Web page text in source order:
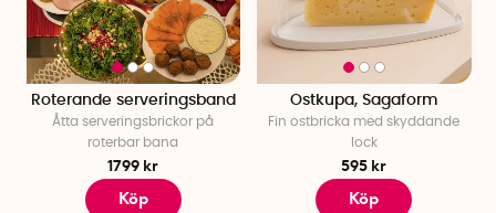
Roterande serveringsband
Åtta serveringsbrickor på
roterbar bana
1799 kr
Köp
Ostkupa, Sagaform
Fin ostbricka med skyddande
lock
595 kr
Köp